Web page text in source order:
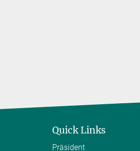
Quick Links
Präsident